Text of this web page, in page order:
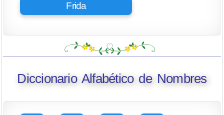
Frida
Diccionario Alfabético de Nombres